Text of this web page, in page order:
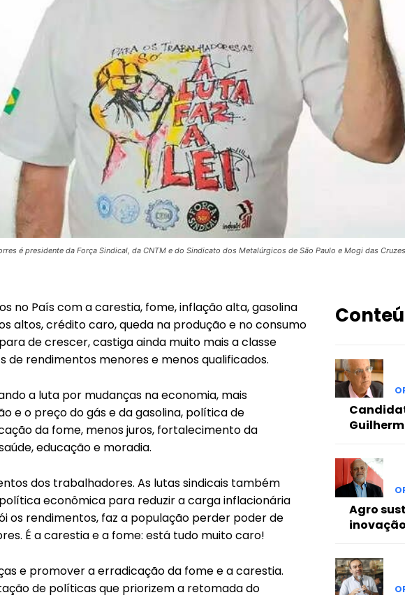
é presidente da Força Sindical, da CNTM e do Sindicato dos Metalúrgicos de São Paulo e Mogi das Cruzes
no País com a carestia, fome, inflação alta, gasolina
altos, crédito caro, queda na produção e no consumo
de crescer, castiga ainda muito mais a classe
rendimentos menores e menos qualificados.
a luta por mudanças na economia, mais
e o preço do gás e da gasolina, política de
da fome, menos juros, fortalecimento da
educação e moradia.
dos trabalhadores. As lutas sindicais também
econômica para reduzir a carga inflacionária
os rendimentos, faz a população perder poder de
É a carestia e a fome: está tudo muito caro!
e promover a erradicação da fome e a carestia.
de políticas que priorizem a retomada do
Agro